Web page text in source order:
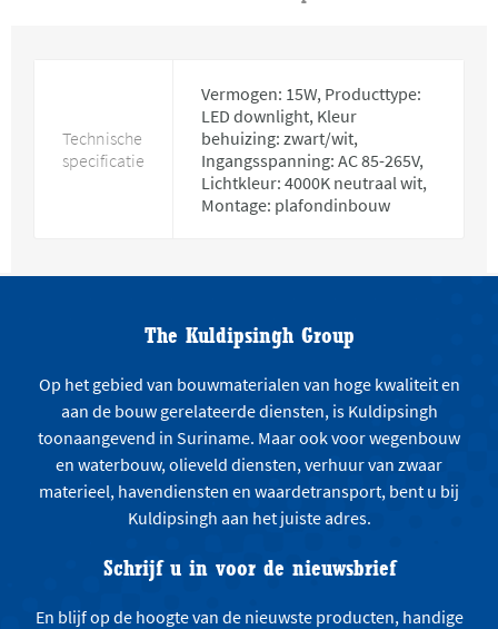
Technische
specificatie
Vermogen: 15W, Producttype:
LED downlight, Kleur
behuizing: zwart/wit,
Ingangsspanning: AC 85-265V,
Lichtkleur: 4000K neutraal wit,
Montage: plafondinbouw
The Kuldipsingh Group
Op het gebied van bouwmaterialen van hoge kwaliteit en
aan de bouw gerelateerde diensten, is Kuldipsingh
toonaangevend in Suriname. Maar ook voor wegenbouw
en waterbouw, olieveld diensten, verhuur van zwaar
materieel, havendiensten en waardetransport, bent u bij
Kuldipsingh aan het juiste adres.
Schrijf u in voor de nieuwsbrief
En blijf op de hoogte van de nieuwste producten, handige